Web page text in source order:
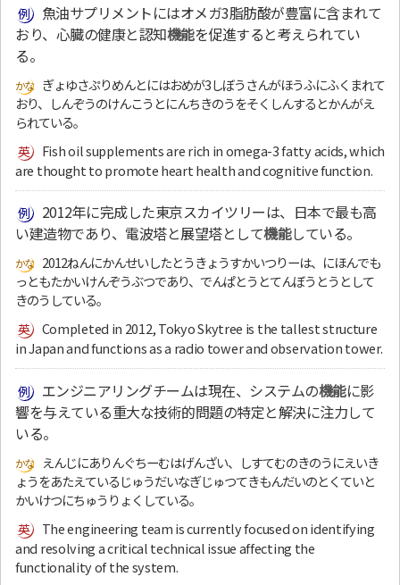
魚油サプリメントにはオメガ3脂肪酸が豊富に含まれて
おり、心臓の健康と認知機能を促進すると考えられてい
る。
ぎょゆさぷりめんとにはおめが3しぼうさんがほうふにふくまれて
おり、しんぞうのけんこうとにんちきのうをそくしんするとかんがえ
られている。
Fish oil supplements are rich in omega-3 fatty acids, which
are thought to promote heart health and cognitive function.
2012年に完成した東京スカイツリーは、日本で最も高
い建造物であり、電波塔と展望塔として機能している。
2012ねんにかんせいしたとうきょうすかいつりーは、にほんでも
っともたかいけんぞうぶつであり、でんぱとうとてんぼうとうとして
きのうしている。
Completed in 2012, Tokyo Skytree is the tallest structure
in Japan and functions as a radio tower and observation tower.
エンジニアリングチームは現在、システムの機能に影
響を与えている重大な技術的問題の特定と解決に注力して
いる。
えんじにありんぐちーむはげんざい、しすてむのきのうにえいき
ょうをあたえているじゅうだいなぎじゅつてきもんだいのとくていと
かいけつにちゅうりょくしている。
The engineering team is currently focused on identifying
and resolving a critical technical issue affecting the
functionality of the system.